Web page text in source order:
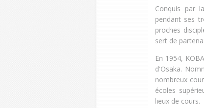
Conquis par
pendant ses
proches
sert de
En 1954,
d'Osaka.
nombreux
écoles
lieux de cours.